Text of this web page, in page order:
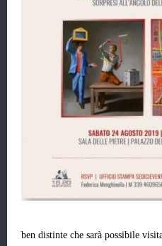
ben distinte che sarà possibile